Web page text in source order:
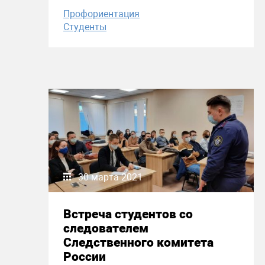
Профориентация
Студенты
30 марта 2021
Встреча студентов со
следователем
Следственного комитета
России